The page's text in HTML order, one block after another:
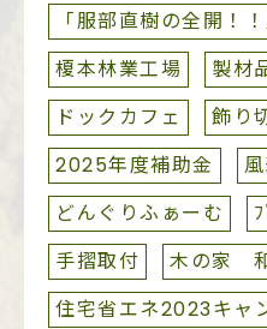
「服部直樹の全開！！
榎本林業工場
製材
ドックカフェ
飾り
2025年度補助金
どんぐりふぁーむ
手摺取付
木の家
住宅省エネ2023キャ